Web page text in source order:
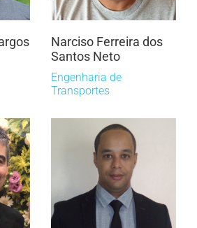
Narciso Ferreira dos
Santos Neto
Engenharia de
Transportes